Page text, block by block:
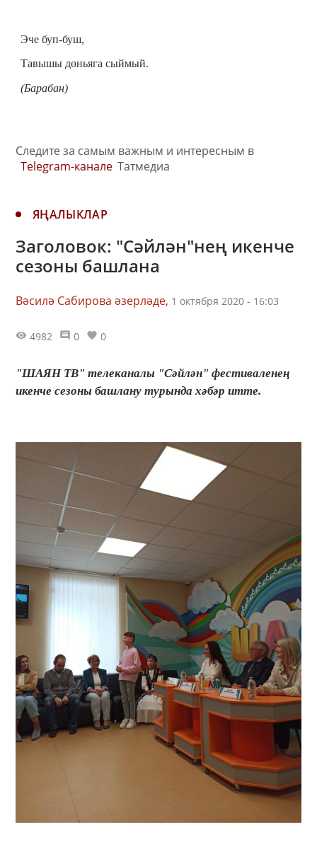
Эче буп-буш,
Тавышы дөньяга сыймый.
(Барабан)
Следите за самым важным и интересным в
Telegram-канале Татмедиа
ЯҢАЛЫКЛАР
Заголовок: "Сәйлән"нең икенче
сезоны башлана
Вәсилә Сабирова әзерләде, 1 октября 2020 - 16:03
4982 0 0
"ШАЯН ТВ" телеканалы "Сәйлән" фестиваленең
икенче сезоны башлану турында хәбәр итте.